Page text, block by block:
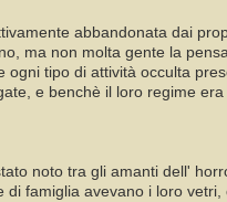
abbandonata dai
ma non molta gente la
ogni tipo di attività occulta
e benchè il loro regime
noto tra gli amanti dell'
famiglia avevano i loro